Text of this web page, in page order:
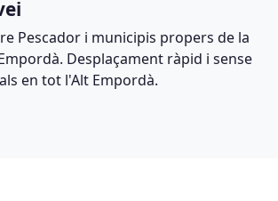
Pescador i municipis propers de la
Desplaçament ràpid i sense
en tot l'Alt Empordà.